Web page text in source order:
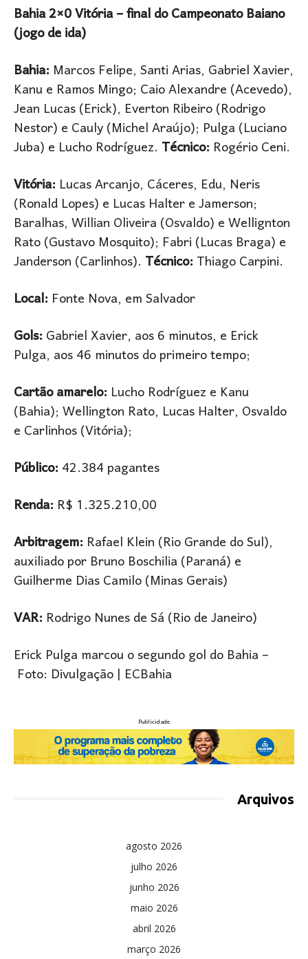
Bahia 2×0 Vitória – final do Campeonato Baiano
(jogo de ida)
Bahia:Marcos Felipe, Santi Arias, Gabriel Xavier,
Kanu e Ramos Mingo; Caio Alexandre (Acevedo),
Jean Lucas (Erick), Everton Ribeiro (Rodrigo
Nestor) e Cauly (Michel Araújo); Pulga (Luciano
Juba) e Lucho Rodríguez.Técnico:Rogério Ceni.
Vitória:Lucas Arcanjo, Cáceres, Edu, Neris
(Ronald Lopes) e Lucas Halter e Jamerson;
Baralhas, Willian Oliveira (Osvaldo) e Wellignton
Rato (Gustavo Mosquito); Fabri (Lucas Braga) e
Janderson (Carlinhos).Técnico:Thiago Carpini.
Local:Fonte Nova, em Salvador
Gols:Gabriel Xavier, aos 6 minutos, e Erick
Pulga, aos 46 minutos do primeiro tempo;
Cartão amarelo:Lucho Rodríguez e Kanu
(Bahia); Wellington Rato, Lucas Halter, Osvaldo
e Carlinhos (Vitória);
Público:42.384 pagantes
Renda:R$ 1.325.210,00
Arbitragem:Rafael Klein (Rio Grande do Sul),
auxiliado por Bruno Boschilia (Paraná) e
Guilherme Dias Camilo (Minas Gerais)
VAR:Rodrigo Nunes de Sá (Rio de Janeiro)
Erick Pulga marcou o segundo gol do Bahia –
Foto: Divulgação | ECBahia
Publicidade
Arquivos
agosto 2026
julho 2026
junho 2026
maio 2026
abril 2026
março 2026